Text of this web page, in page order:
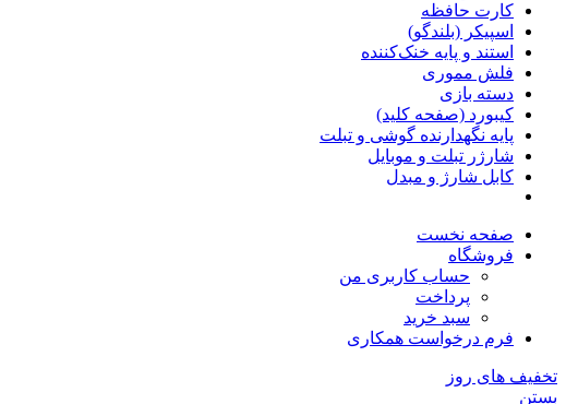
کارت حافظه
اسپیکر (بلندگو)
استند و پایه خنک‌کننده
فلش مموری
دسته بازی
کیبورد (صفحه کلید)
پایه نگهدارنده گوشی و تبلت
شارژر تبلت و موبایل
کابل شارژ و مبدل
صفحه نخست
فروشگاه
حساب کاربری من
پرداخت
سبد خرید
فرم درخواست همکاری
تخفیف های روز
بستن